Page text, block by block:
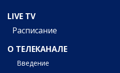
LIVE TV
Расписание
О ТЕЛЕКАНАЛЕ
Введение